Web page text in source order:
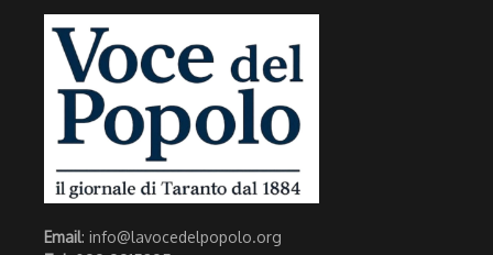
Email: info@lavocedelpopolo.org